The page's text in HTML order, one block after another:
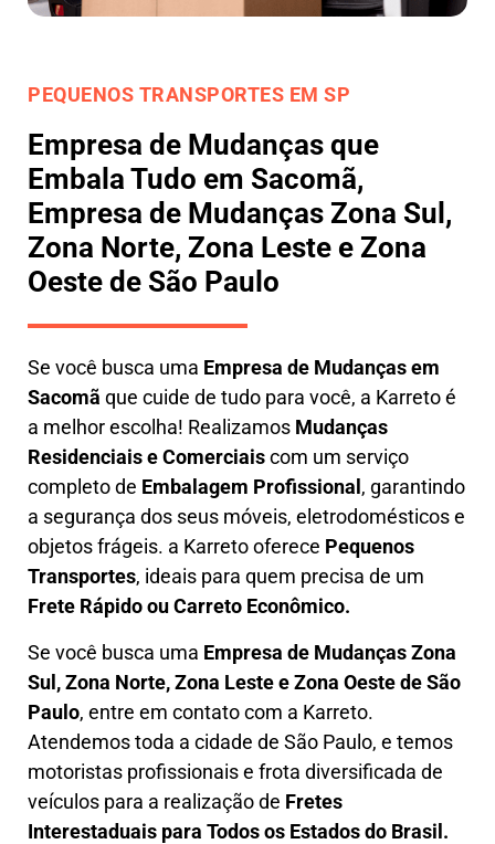
PEQUENOS TRANSPORTES EM SP
Empresa de Mudanças que
Embala Tudo em Sacomã,
Empresa de Mudanças Zona Sul,
Zona Norte, Zona Leste e Zona
Oeste de São Paulo
Se você busca uma Empresa de Mudanças em
Sacomã que cuide de tudo para você, a Karretoé
a melhor escolha! Realizamos Mudanças
Residenciais e Comerciaiscom um serviço
completo de Embalagem Profissional , garantindo
a segurança dos seus móveis, eletrodomésticos e
objetos frágeis. a Karretooferece Pequenos
Transportes, ideais para quem precisa de um
Frete Rápido ou Carreto Econômico.
Se você busca uma Empresa de Mudanças Zona
Sul, Zona Norte, Zona Leste e Zona Oeste de São
Paulo, entre em contato com a Karreto.
Atendemos toda a cidade de São Paulo, e temos
motoristas profissionais e frota diversificada de
veículos para a realização de Fretes
Interestaduais para Todos os Estados do Brasil.